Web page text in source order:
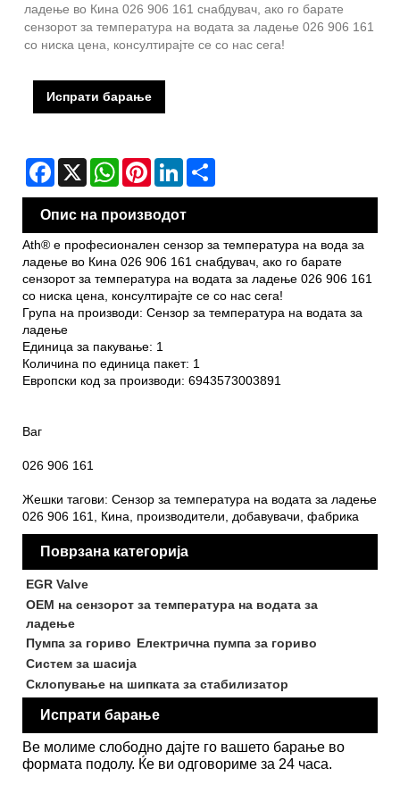
ладење во Кина 026 906 161 снабдувач, ако го барате
сензорот за температура на водата за ладење 026 906 161
со ниска цена, консултирајте се со нас сега!
Испрати барање
Facebook
X WhatsAppPinterestLinkedIn
Опис на производот
Ath® е професионален сензор за температура на вода за
ладење во Кина 026 906 161 снабдувач, ако го барате
сензорот за температура на водата за ладење 026 906 161
со ниска цена, консултирајте се со нас сега!
Група на производи: Сензор за температура на водата за
ладење
Единица за пакување: 1
Количина по единица пакет: 1
Европски код за производи: 6943573003891
Ваг
026 906 161
Жешки тагови: Сензор за температура на водата за ладење
026 906 161, Кина, производители, добавувачи, фабрика
Поврзана категорија
EGR Valve
ОЕМ на сензорот за температура на водата за
ладење
Пумпа за гориво Електрична пумпа за гориво
Систем за шасија
Склопување на шипката за стабилизатор
Испрати барање
Ве молиме слободно дајте го вашето барање во
формата подолу. Ќе ви одговориме за 24 часа.